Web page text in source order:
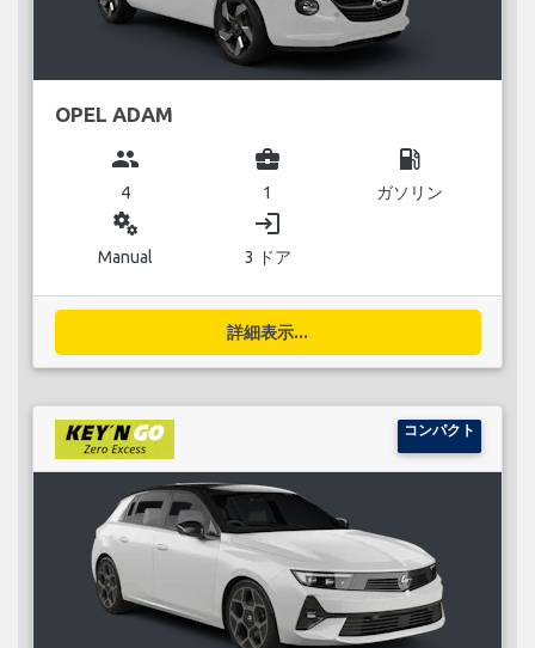
OPEL ADAM
group
4
business_center
1
local_gas_station
ガソリン
miscellaneous_services
Manual
login
3 ドア
詳細表示...
コンパクト